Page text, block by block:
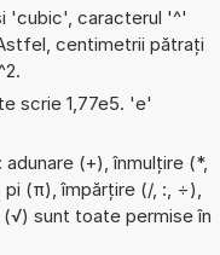
'cubic', caracterul '^'
centimetrii pătrați
scrie 1,77e5. 'e'
(+), înmulțire (*,
(π), împărțire (/, :, ÷),
sunt toate permise în